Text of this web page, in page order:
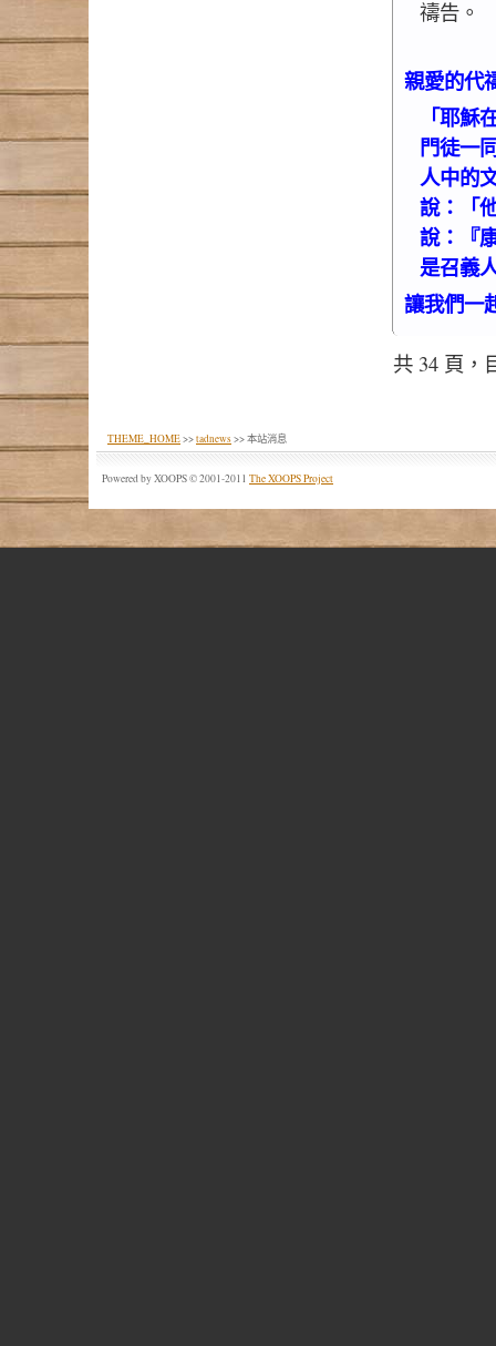
禱告。
親愛的代
「耶
門徒一
人中的
說：「
說：『
是召義
讓我們一
共 34 頁，
THEME_HOME>>tadnews>> 本站消息
Powered by XOOPS © 2001-2011 The XOOPS Project